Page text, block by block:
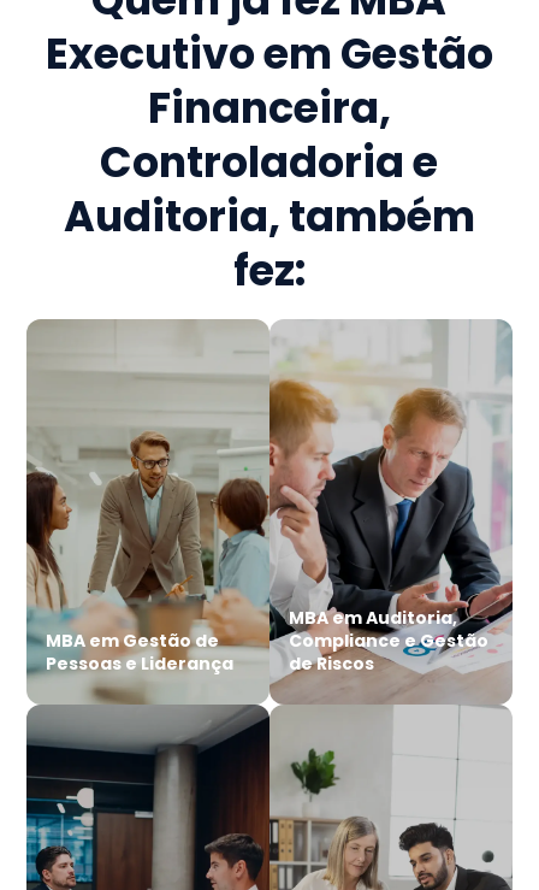
Executivo em Gestão
Financeira,
Controladoria e
Auditoria, também
fez:
MBA em Gestão de
Pessoas e Liderança
MBA em Auditoria,
Compliance e Gestão
de Riscos